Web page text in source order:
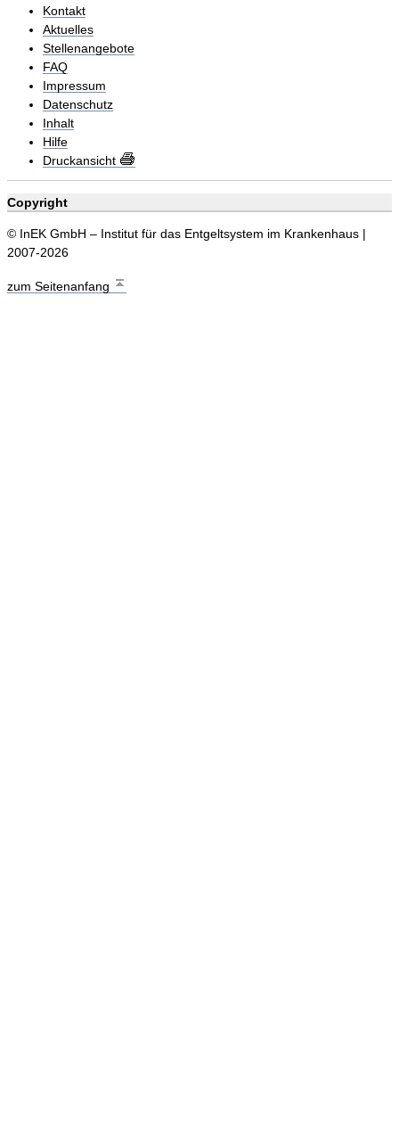
Kontakt
Aktuelles
Stellenangebote
FAQ
Impressum
Datenschutz
Inhalt
Hilfe
Druckansicht
Copyright
© InEK GmbH – Institut für das Entgeltsystem im Krankenhaus |
2007-2026
zum Seitenanfang